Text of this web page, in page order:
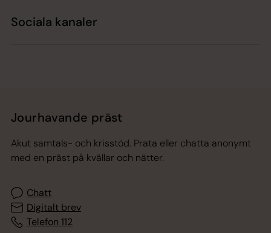
Sociala kanaler
Jourhavande präst
Akut samtals- och krisstöd. Prata eller chatta anonymt
med en präst på kvällar och nätter.
Chatt
Digitalt brev
Telefon 112